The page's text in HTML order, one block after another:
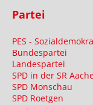
Partei
PES -
Bundespartei
Landespartei
SPD in der SR
SPD Monschau
SPD Roetgen